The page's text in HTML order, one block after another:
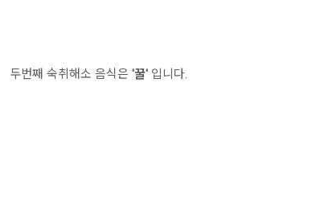
두번째 숙취해소 음식은 '꿀' 입니다.